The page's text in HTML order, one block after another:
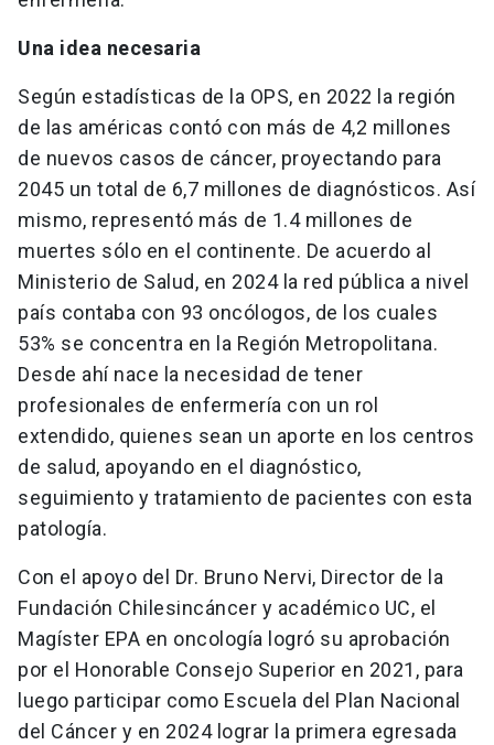
Una idea necesaria
Según estadísticas de la OPS, en 2022 la región
de las américas contó con más de 4,2 millones
de nuevos casos de cáncer, proyectando para
2045 un total de 6,7 millones de diagnósticos. Así
mismo, representó más de 1.4 millones de
muertes sólo en el continente. De acuerdo al
Ministerio de Salud, en 2024 la red pública a nivel
país contaba con 93 oncólogos, de los cuales
53% se concentra en la Región Metropolitana.
Desde ahí nace la necesidad de tener
profesionales de enfermería con un rol
extendido, quienes sean un aporte en los centros
de salud, apoyando en el diagnóstico,
seguimiento y tratamiento de pacientes con esta
patología.
Con el apoyo del Dr. Bruno Nervi, Director de la
Fundación Chilesincáncer y académico UC, el
Magíster EPA en oncología logró su aprobación
por el Honorable Consejo Superior en 2021, para
luego participar como Escuela del Plan Nacional
del Cáncer y en 2024 lograr la primera egresada